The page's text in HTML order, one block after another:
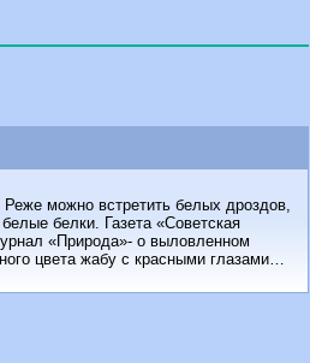
можно встретить белых дроздов,
белки. Газета «Советская
«Природа»- о выловленном
цвета жабу с красными глазами…